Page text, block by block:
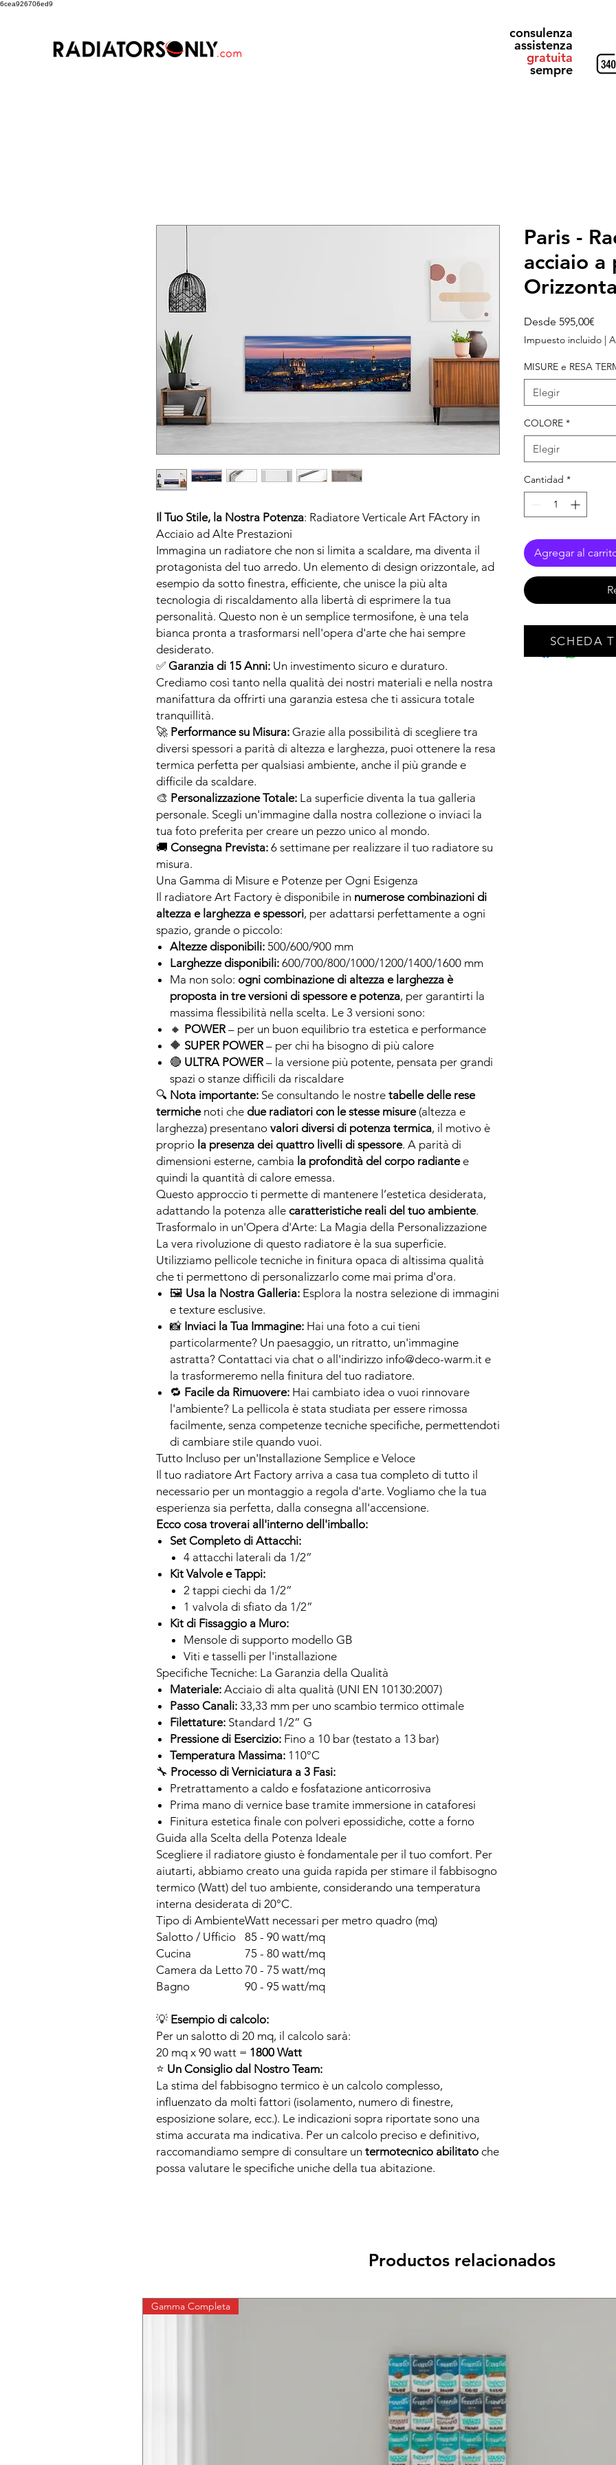
6cea926706ed9
consulenza
assistenza
gratuita
sempre
Il Tuo Stile, la Nostra Potenza: Radiatore Verticale Art FActory in
Acciaio ad Alte Prestazioni
Immagina un radiatore che non si limita a scaldare, ma diventa il
protagonista del tuo arredo. Un elemento di design orizzontale, ad
esempio da sotto finestra, efficiente, che unisce la più alta
tecnologia di riscaldamento alla libertà di esprimere la tua
personalità. Questo non è un semplice termosifone, è una tela
bianca pronta a trasformarsi nell'opera d'arte che hai sempre
desiderato.
✅ Garanzia di 15 Anni: Un investimento sicuro e duraturo.
Crediamo così tanto nella qualità dei nostri materiali e nella nostra
manifattura da offrirti una garanzia estesa che ti assicura totale
tranquillità.
🚀 Performance su Misura: Grazie alla possibilità di scegliere tra
diversi spessori a parità di altezza e larghezza, puoi ottenere la resa
termica perfetta per qualsiasi ambiente, anche il più grande e
difficile da scaldare.
🎨 Personalizzazione Totale: La superficie diventa la tua galleria
personale. Scegli un'immagine dalla nostra collezione o inviaci la
tua foto preferita per creare un pezzo unico al mondo.
🚚 Consegna Prevista: 6 settimane per realizzare il tuo radiatore su
misura.
Una Gamma di Misure e Potenze per Ogni Esigenza
Il radiatore Art Factory è disponibile in numerose combinazioni di
altezza e larghezza e spessori, per adattarsi perfettamente a ogni
spazio, grande o piccolo:
Altezze disponibili: 500/600/900 mm
Larghezze disponibili: 600/700/800/1000/1200/1400/1600 mm
Ma non solo: ogni combinazione di altezza e larghezza è
proposta in tre versioni di spessore e potenza, per garantirti la
massima flessibilità nella scelta. Le 3 versioni sono:
🔸 POWER – per un buon equilibrio tra estetica e performance
🔶 SUPER POWER – per chi ha bisogno di più calore
🔴 ULTRA POWER – la versione più potente, pensata per grandi
spazi o stanze difficili da riscaldare
🔍 Nota importante: Se consultando le nostre tabelle delle rese
termiche noti che due radiatori con le stesse misure (altezza e
larghezza) presentano valori diversi di potenza termica, il motivo è
proprio la presenza dei quattro livelli di spessore. A parità di
dimensioni esterne, cambia la profondità del corpo radiante e
quindi la quantità di calore emessa.
Questo approccio ti permette di mantenere l’estetica desiderata,
adattando la potenza alle caratteristiche reali del tuo ambiente.
Trasformalo in un'Opera d'Arte: La Magia della Personalizzazione
La vera rivoluzione di questo radiatore è la sua superficie.
Utilizziamo pellicole tecniche in finitura opaca di altissima qualità
che ti permettono di personalizzarlo come mai prima d'ora.
🖼 Usa la Nostra Galleria: Esplora la nostra selezione di immagini
e texture esclusive.
📸 Inviaci la Tua Immagine: Hai una foto a cui tieni
particolarmente? Un paesaggio, un ritratto, un'immagine
astratta? Contattaci via chat o all'indirizzo info@deco-warm.it e
la trasformeremo nella finitura del tuo radiatore.
🔁 Facile da Rimuovere: Hai cambiato idea o vuoi rinnovare
l'ambiente? La pellicola è stata studiata per essere rimossa
facilmente, senza competenze tecniche specifiche, permettendoti
di cambiare stile quando vuoi.
Tutto Incluso per un'Installazione Semplice e Veloce
Il tuo radiatore Art Factory arriva a casa tua completo di tutto il
necessario per un montaggio a regola d'arte. Vogliamo che la tua
esperienza sia perfetta, dalla consegna all'accensione.
Ecco cosa troverai all'interno dell'imballo:
Set Completo di Attacchi:
4 attacchi laterali da 1/2”
Kit Valvole e Tappi:
2 tappi ciechi da 1/2”
1 valvola di sfiato da 1/2”
Kit di Fissaggio a Muro:
Mensole di supporto modello GB
Viti e tasselli per l'installazione
Specifiche Tecniche: La Garanzia della Qualità
Materiale: Acciaio di alta qualità (UNI EN 10130:2007)
Passo Canali: 33,33 mm per uno scambio termico ottimale
Filettature: Standard 1/2” G
Pressione di Esercizio: Fino a 10 bar (testato a 13 bar)
Temperatura Massima: 110°C
🔧 Processo di Verniciatura a 3 Fasi:
Pretrattamento a caldo e fosfatazione anticorrosiva
Prima mano di vernice base tramite immersione in cataforesi
Finitura estetica finale con polveri epossidiche, cotte a forno
Guida alla Scelta della Potenza Ideale
Scegliere il radiatore giusto è fondamentale per il tuo comfort. Per
aiutarti, abbiamo creato una guida rapida per stimare il fabbisogno
termico (Watt) del tuo ambiente, considerando una temperatura
interna desiderata di 20°C.
Tipo di AmbienteWatt necessari per metro quadro (mq)
Salotto / Ufficio
85 - 90 watt/mq
Cucina
75 - 80 watt/mq
Camera da Letto70 - 75 watt/mq
Bagno
90 - 95 watt/mq
💡 Esempio di calcolo:
Per un salotto di 20 mq, il calcolo sarà:
20 mq x 90 watt = 1800 Watt
⭐ Un Consiglio dal Nostro Team:
La stima del fabbisogno termico è un calcolo complesso,
influenzato da molti fattori (isolamento, numero di finestre,
esposizione solare, ecc.). Le indicazioni sopra riportate sono una
stima accurata ma indicativa. Per un calcolo preciso e definitivo,
raccomandiamo sempre di consultare un termotecnico abilitato che
possa valutare le specifiche uniche della tua abitazione.
Paris -
acciaio a
Desde 595,00€
de
Impuesto incluido |
MISURE e RESA
Elegir
COLORE *
Elegir
Cantidad *
Agregar al
SCHEDA
Productos relacionados
Gamma Completa